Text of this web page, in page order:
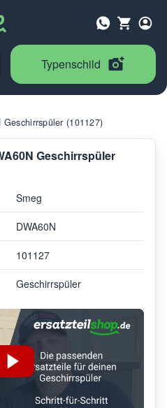
Typenschild
(101127)
Geschirrspüler
Smeg
DWA60N
101127
Geschirrspüler